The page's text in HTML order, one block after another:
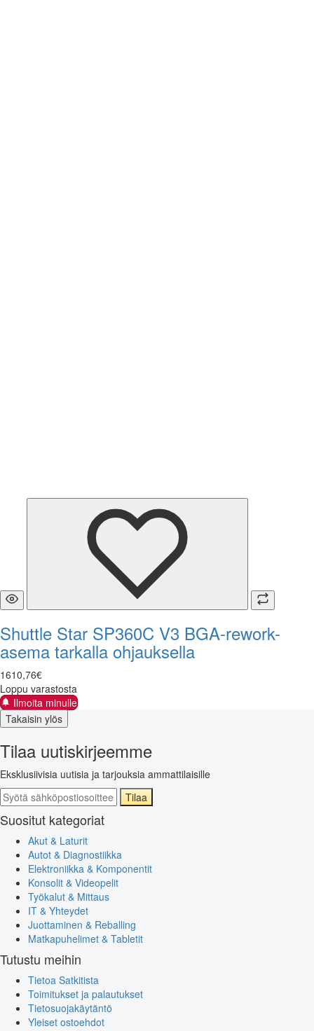
Shuttle Star SP360C V3 BGA-rework-
asema tarkalla ohjauksella
1610,76€
Loppu varastosta
Ilmoita minulle
Takaisin ylös
Tilaa uutiskirjeemme
Eksklusiivisia uutisia ja tarjouksia ammattilaisille
Tilaa
Suositut kategoriat
Akut & Laturit
Autot & Diagnostiikka
Elektroniikka & Komponentit
Konsolit & Videopelit
Työkalut & Mittaus
IT & Yhteydet
Juottaminen & Reballing
Matkapuhelimet & Tabletit
Tutustu meihin
Tietoa Satkitista
Toimitukset ja palautukset
Tietosuojakäytäntö
Yleiset ostoehdot